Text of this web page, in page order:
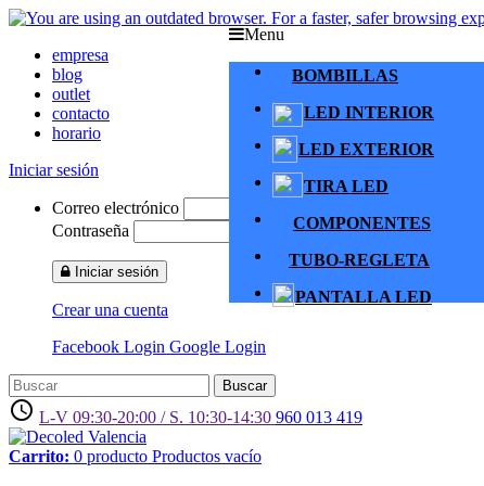
empresa
blog
outlet
contacto
horario
Iniciar sesión
Correo electrónico
Contraseña
Iniciar sesión
Crear una cuenta
Facebook Login Google Login
Buscar
access_time L-V 09:30-20:00 / S. 10:30-14:30 960 013 419
Carrito: 0 producto Productos vacío
Menu
BOMBILLAS
LED INTERIOR
LED EXTERIOR
TIRA LED
COMPONENTES
TUBO-REGLETA
PANTALLA LED